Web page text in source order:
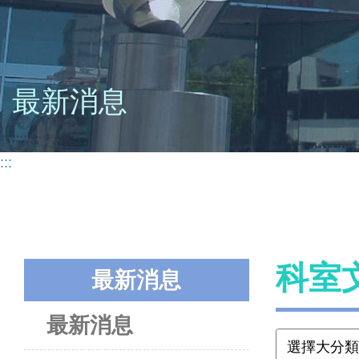
最新消息
:::
最新消息
最新消息
科室